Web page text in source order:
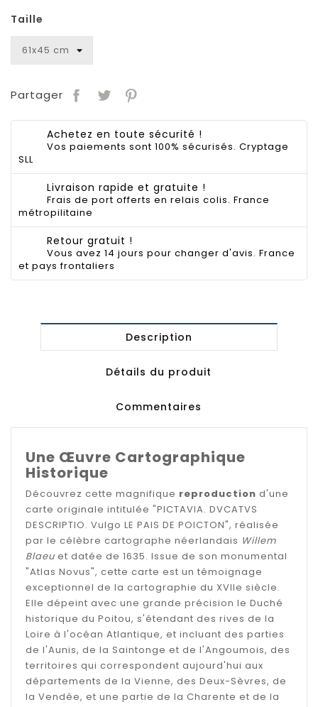
Taille
Partager
Achetez en toute sécurité !
Vos paiements sont 100% sécurisés. Cryptage
SLL
Livraison rapide et gratuite !
Frais de port offerts en relais colis. France
métropilitaine
Retour gratuit !
Vous avez 14 jours pour changer d'avis. France
et pays frontaliers
Description
Détails du produit
Commentaires
Une Œuvre Cartographique
Historique
Découvrez cette magnifique reproduction d'une
carte originale intitulée "PICTAVIA. DVCATVS
DESCRIPTIO. Vulgo LE PAIS DE POICTON", réalisée
par le célèbre cartographe néerlandais Willem
Blaeu et datée de 1635. Issue de son monumental
"Atlas Novus", cette carte est un témoignage
exceptionnel de la cartographie du XVIIe siècle.
Elle dépeint avec une grande précision le Duché
historique du Poitou, s'étendant des rives de la
Loire à l'océan Atlantique, et incluant des parties
de l'Aunis, de la Saintonge et de l'Angoumois, des
territoires qui correspondent aujourd'hui aux
départements de la Vienne, des Deux-Sèvres, de
la Vendée, et une partie de la Charente et de la